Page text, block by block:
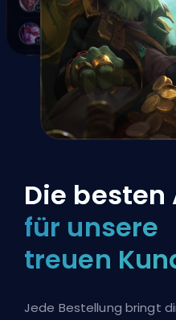
Die
für unsere
treuen
Jede Bestellung bringt